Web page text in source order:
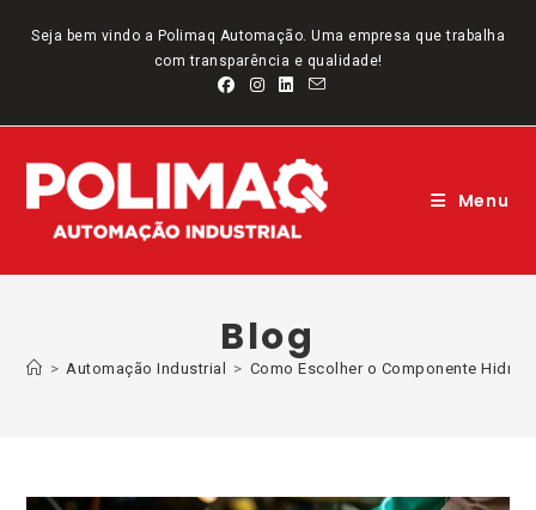
paraSeja bem vindo a Polimaq Automação. Uma empresa que trabalha
com transparência e qualidade!
Menu
Blog
> Automação Industrial > Como Escolher o Componente